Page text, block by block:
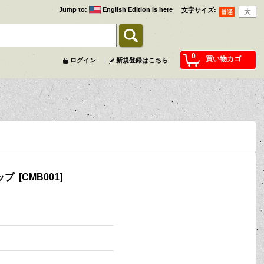
文字サイズ:
Jump to: English Edition is here
0 買い物カゴ
ログイン 新規登録はこちら
プ [CMB001]